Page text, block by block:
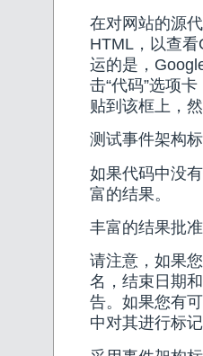
在对网站的源
HTML，以查
运的是，
击“代码”选项
贴到该框上，然
测试事件架构
如果代码中没
富的结果。
丰富的结果批准
请注意，如果
名，结束日期
告。如果您有
中对其进行标记